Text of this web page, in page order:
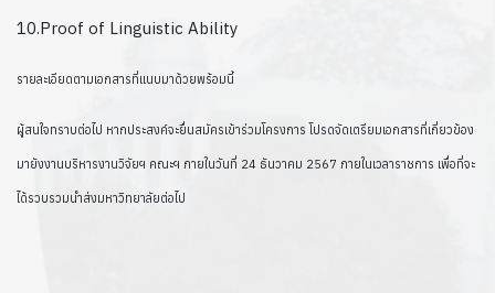
10.Proof of Linguistic Ability
รายละเอียดตามเอกสารที่แนบมาด้วยพร้อมนี้
ผู้สนใจทราบต่อไป หากประสงค์จะยื่นสมัครเข้าร่วมโครงการ โปรดจัดเตรียมเอกสารที่เกี่ยวข้อง
มายังงานบริหารงานวิจัยฯ คณะฯ ภายในวันที่ 24 ธันวาคม 2567 ภายในเวลาราชการ เพื่อที่จะ
ได้รวบรวมนำส่งมหาวิทยาลัยต่อไป